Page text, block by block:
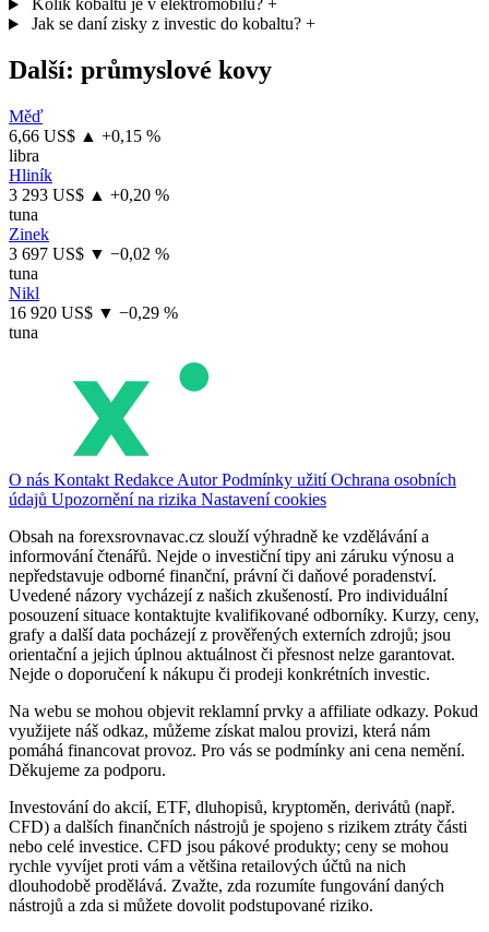
Kolik kobaltu je v elektromobilu? +
Jak se daní zisky z investic do kobaltu? +
Další: průmyslové kovy
Měď
6,66 US$ ▲ +0,15 %
libra
Hliník
3 293 US$ ▲ +0,20 %
tuna
Zinek
3 697 US$ ▼ −0,02 %
tuna
Nikl
16 920 US$ ▼ −0,29 %
tuna
O nás Kontakt Redakce AutorPodmínky užitíOchrana osobních
údajů Upozornění na rizika Nastavení cookies
Obsah na forexsrovnavac.cz slouží výhradně ke vzdělávání a
informování čtenářů. Nejde o investiční tipy ani záruku výnosu a
nepředstavuje odborné finanční, právní či daňové poradenství.
Uvedené názory vycházejí z našich zkušeností. Pro individuální
posouzení situace kontaktujte kvalifikované odborníky. Kurzy, ceny,
grafy a další data pocházejí z prověřených externích zdrojů; jsou
orientační a jejich úplnou aktuálnost či přesnost nelze garantovat.
Nejde o doporučení k nákupu či prodeji konkrétních investic.
Na webu se mohou objevit reklamní prvky a affiliate odkazy. Pokud
využijete náš odkaz, můžeme získat malou provizi, která nám
pomáhá financovat provoz. Pro vás se podmínky ani cena nemění.
Děkujeme za podporu.
Investování do akcií, ETF, dluhopisů, kryptoměn, derivátů (např.
CFD) a dalších finančních nástrojů je spojeno s rizikem ztráty části
nebo celé investice. CFD jsou pákové produkty; ceny se mohou
rychle vyvíjet proti vám a většina retailových účtů na nich
dlouhodobě prodělává. Zvažte, zda rozumíte fungování daných
nástrojů a zda si můžete dovolit podstupované riziko.